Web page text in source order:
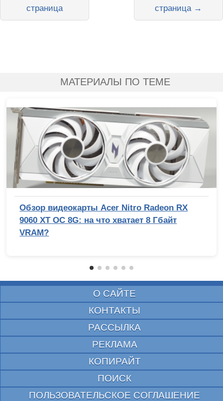
страница →
страница
МАТЕРИАЛЫ ПО ТЕМЕ
Обзор видеокарты Acer Nitro Radeon RX
9060 XT OC 8G: на что хватает 8 Гбайт
VRAM?
О САЙТЕ
КОНТАКТЫ
РАССЫЛКА
РЕКЛАМА
КОПИРАЙТ
ПОИСК
ПОЛЬЗОВАТЕЛЬСКОЕ СОГЛАШЕНИЕ